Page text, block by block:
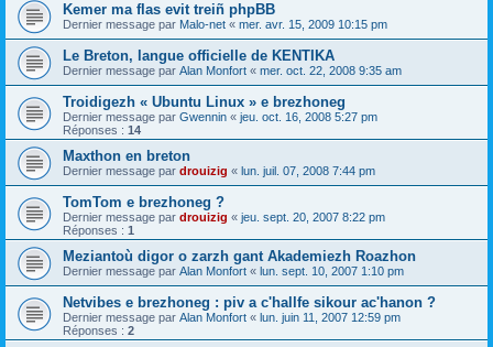
Kemer ma flas evit treiñ phpBB
Dernier message par Malo-net « mer. avr. 15, 2009 10:15 pm
Le Breton, langue officielle de KENTIKA
Dernier message par Alan Monfort « mer. oct. 22, 2008 9:35 am
Troidigezh « Ubuntu Linux » e brezhoneg
Dernier message par Gwennin « jeu. oct. 16, 2008 5:27 pm
Réponses : 14
Maxthon en breton
Dernier message par drouizig « lun. juil. 07, 2008 7:44 pm
TomTom e brezhoneg ?
Dernier message par drouizig « jeu. sept. 20, 2007 8:22 pm
Réponses : 1
Meziantoù digor o zarzh gant Akademiezh Roazhon
Dernier message par Alan Monfort « lun. sept. 10, 2007 1:10 pm
Netvibes e brezhoneg : piv a c'hallfe sikour ac'hanon ?
Dernier message par Alan Monfort « lun. juin 11, 2007 12:59 pm
Réponses : 2